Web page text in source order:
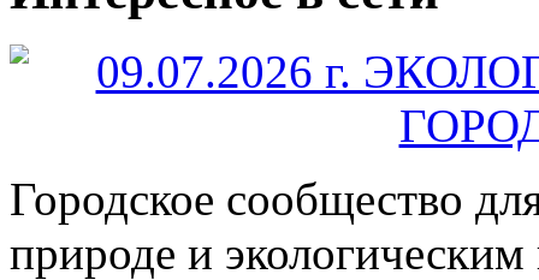
Городское сообщество
природе и